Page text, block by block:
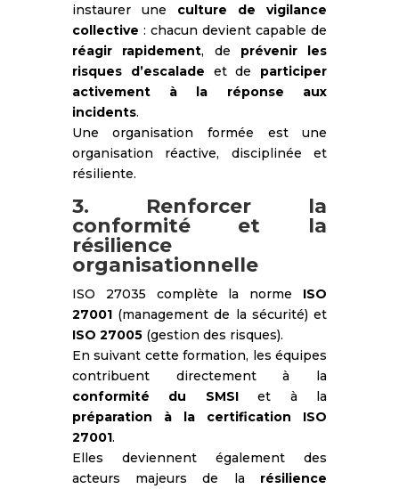
instaurer une culture de vigilance
collective : chacun devient capable de
réagir rapidement, de prévenir les
risques d’escalade et de participer
activement à la réponse aux
incidents.
Une organisation formée est une
organisation réactive, disciplinée et
résiliente.
3. Renforcer la
conformité et la
résilience
organisationnelle
ISO 27035 complète la norme ISO
27001(management de la sécurité) et
ISO 27005(gestion des risques).
En suivant cette formation, les équipes
contribuent directement à la
conformité du SMSIet à la
préparation à la certification ISO
27001.
Elles deviennent également des
acteurs majeurs de la résilience